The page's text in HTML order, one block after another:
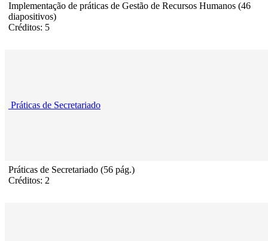
Implementação de práticas de Gestão de Recursos Humanos (46
diapositivos)
Créditos: 5
Práticas de Secretariado
Práticas de Secretariado (56 pág.)
Créditos: 2